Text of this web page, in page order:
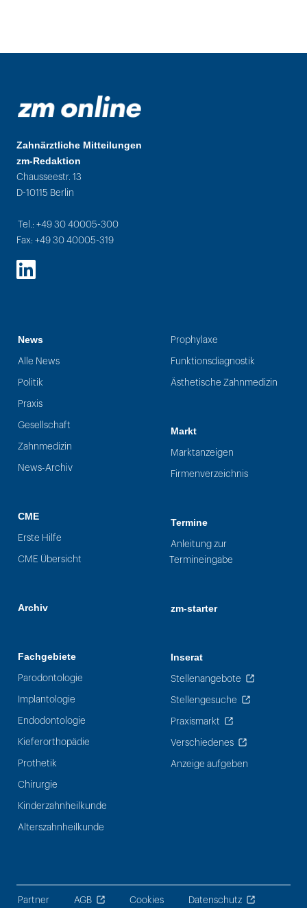
Zahnärztliche Mitteilungen
zm-Redaktion
Chausseestr. 13
D-10115 Berlin
Tel.: +49 30 40005-300
Fax: +49 30 40005-319
LinkedIn
News
Alle News
Politik
Praxis
Gesellschaft
Zahnmedizin
News-Archiv
CME
Erste Hilfe
CME Übersicht
Archiv
Fachgebiete
Parodontologie
Implantologie
Endodontologie
Kieferorthopädie
Prothetik
Chirurgie
Kinderzahnheilkunde
Alterszahnheilkunde
Prophylaxe
Funktionsdiagnostik
Ästhetische Zahnmedizin
Markt
Marktanzeigen
Firmenverzeichnis
Termine
Anleitung zur
Termineingabe
zm-starter
Inserat
Stellenangebote
Stellengesuche
Praxismarkt
Verschiedenes
Anzeige aufgeben
Partner AGB Cookies Datenschutz